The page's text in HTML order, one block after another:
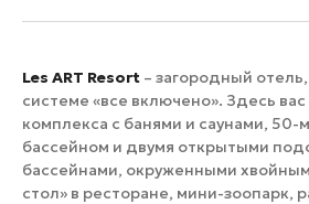
Les ART Resort – загородный
системе «все включено». Здесь
комплекса с банями и саунами,
бассейном и двумя открытыми
бассейнами, окруженными
стол» в ресторане, мини-зоопарк,